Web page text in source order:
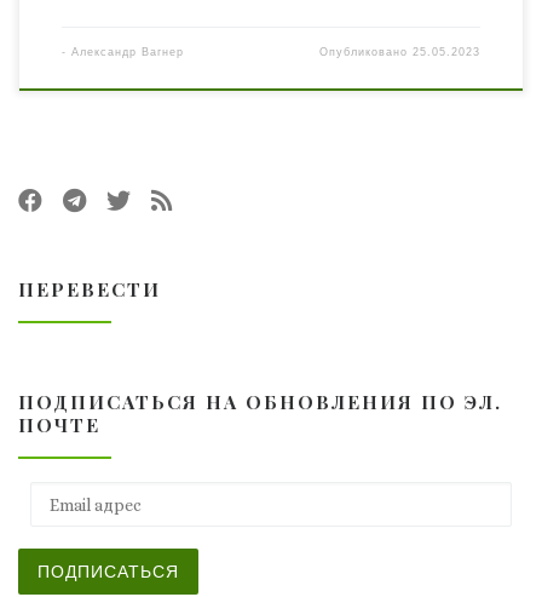
- Александр Вагнер Опубликовано 25.05.2023
ПЕРЕВЕСТИ
ПОДПИСАТЬСЯ НА ОБНОВЛЕНИЯ ПО ЭЛ.
ПОЧТЕ
ПОДПИСАТЬСЯ